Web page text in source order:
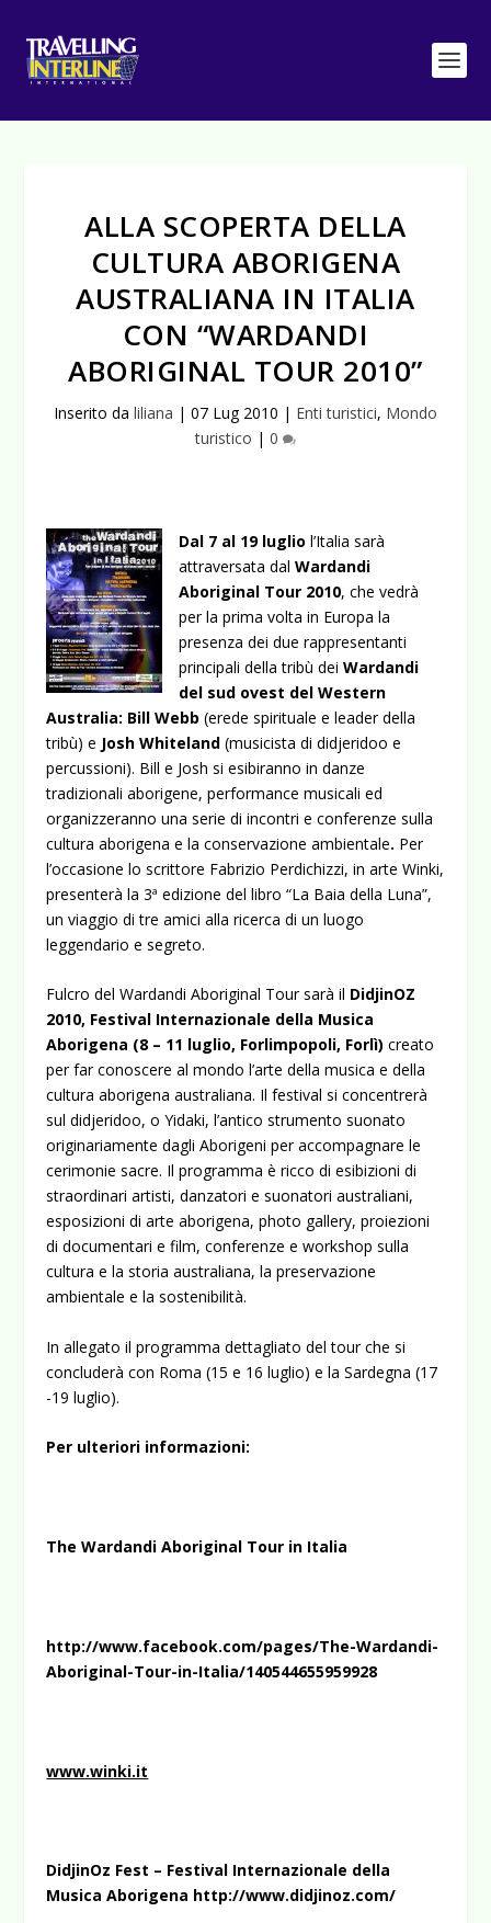
ALLA SCOPERTA DELLA
CULTURA ABORIGENA
AUSTRALIANA IN ITALIA
CON “WARDANDI
ABORIGINAL TOUR 2010”
Inserito da liliana | 07 Lug 2010 | Enti turistici, Mondo
turistico | 0
Dal 7 al 19 luglio l’Italia sarà
attraversata dalWardandi
Aboriginal Tour 2010, che vedrà
per la prima volta in Europa la
presenza dei due rappresentanti
principali della tribù deiWardandi
del sud ovest del Western
Australia: Bill Webb(erede spirituale e leader della
tribù) e Josh Whiteland (musicista di didjeridoo e
percussioni). Bill e Josh si esibiranno in danze
tradizionali aborigene, performance musicali ed
organizzeranno unaserie di incontri e conferenze sulla
cultura aborigena e la conservazione ambientale. Per
l’occasione lo scrittore Fabrizio Perdichizzi, in arte Winki,
presenterà la 3ª edizione del libro “La Baia della Luna”,
un viaggio di tre amici alla ricerca di un luogo
leggendario e segreto.
Fulcro del Wardandi Aboriginal Tour sarà il DidjinOZ
2010, Festival Internazionale della Musica
Aborigena (8 – 11 luglio, Forlimpopoli, Forlì)creato
per far conoscere al mondo l’arte della musica e della
cultura aborigena australiana. Il festival si concentrerà
sul didjeridoo, o Yidaki, l’antico strumento suonato
originariamente dagli Aborigeni per accompagnare le
cerimonie sacre. Il programma è ricco di esibizioni di
straordinari artisti, danzatori e suonatori australiani,
esposizioni di arte aborigena, photo gallery, proiezioni
di documentari e film, conferenze e workshop sulla
cultura e la storia australiana, la preservazione
ambientale e la sostenibilità.
In allegato il programma dettagliato del tour che si
concluderà con Roma (15 e 16 luglio) e la Sardegna (17
-19 luglio).
Per ulteriori informazioni:
The Wardandi Aboriginal Tour in Italia
http://www.facebook.com/pages/The-Wardandi-
Aboriginal-Tour-in-Italia/140544655959928
www.winki.it
DidjinOz Fest – Festival Internazionale della
Musica Aborigena http://www.didjinoz.com/